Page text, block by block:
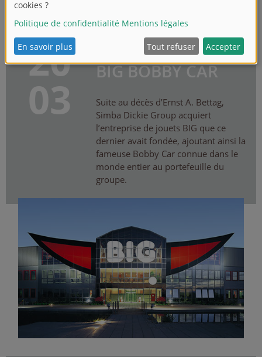
20
03
BIENVENUE
BIG BOBBY CAR
Suite au décès d’Ernst A. Bettag,
Simba Dickie Group acquiert
l’entreprise de jouets BIG que ce
dernier avait fondée, ajoutant ainsi la
fameuse Bobby Car connue dans le
monde entier au portefeuille du
groupe.